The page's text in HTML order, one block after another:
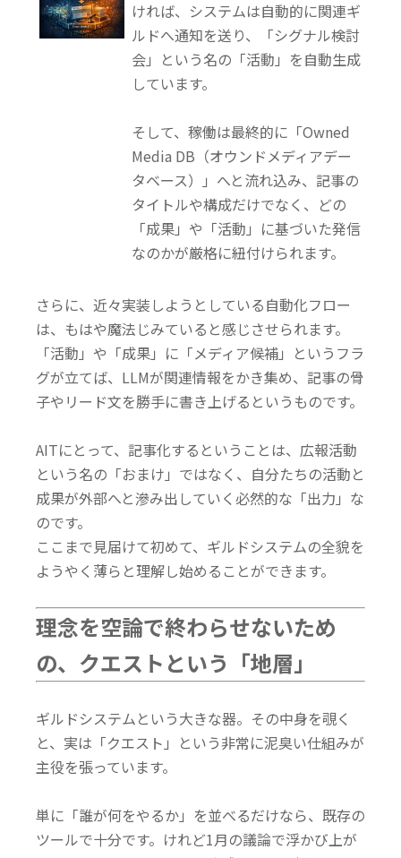
ければ、システムは自動的に関連ギ
ルドへ通知を送り、「シグナル検討
会」という名の「活動」を自動生成
しています。
そして、稼働は最終的に「Owned
Media DB（オウンドメディアデー
タベース）」へと流れ込み、 記事の
タイトルや構成だけでなく、どの
「成果」や「活動」に基づいた発信
なのかが厳格に紐付けられます。
さらに、近々実装しようとしている自動化フロー
は、もはや魔法じみていると感じさせられます。
「活動」や「成果」に「メディア候補」というフラ
グが立てば、LLMが関連情報をかき集め、記事の骨
子やリード文を勝手に書き上げるというものです。
AITにとって、記事化するということは、広報活動
という名の「おまけ」ではなく、 自分たちの活動と
成果が外部へと滲み出していく必然的な「出力」な
のです。
ここまで見届けて初めて、ギルドシステムの全貌を
ようやく薄らと理解し始めることができます。
理念を空論で終わらせないため
の、クエストという「地層」
ギルドシステムという大きな器。その中身を覗く
と、実は「クエスト」という非常に泥臭い仕組みが
主役を張っています。
単に「誰が何をやるか」を並べるだけなら、既存の
ツールで十分です。 けれど1月の議論で浮かび上が